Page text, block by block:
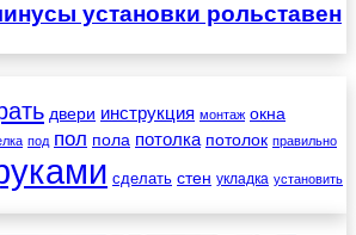
установки рольставен
двери инструкция монтаж окна
под пол пола потолка потолок правильно
сделать стен укладка установить